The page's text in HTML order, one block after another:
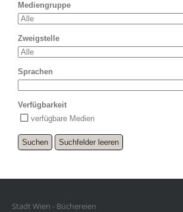
Mediengruppe
Zweigstelle
Sprachen
Verfügbarkeit
verfügbare Medien
Stadt Wien - Büchereien